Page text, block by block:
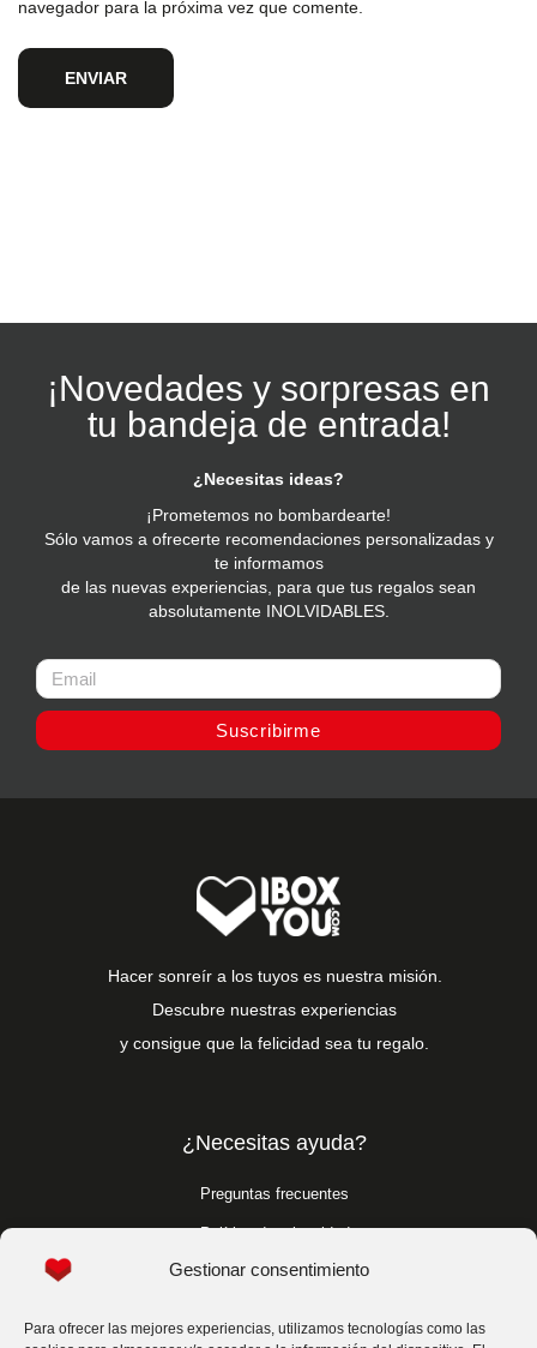
Gestionar consentimiento
Para ofrecer las mejores experiencias, utilizamos tecnologías como las
navegador para la próxima vez que comente.
¡Novedades y sorpresas en
tu bandeja de entrada!
¿Necesitas ideas?
¡Prometemos no bombardearte!
Sólo vamos a ofrecerte recomendaciones personalizadas y
te informamos
de las nuevas experiencias, para que tus regalos sean
absolutamente INOLVIDABLES.
Suscribirme
Hacer sonreír a los tuyos es nuestra misión.
Descubre nuestras experiencias
y consigue que la felicidad sea tu regalo.
¿Necesitas ayuda?
Preguntas frecuentes
Política de privacidad
Política de cookies